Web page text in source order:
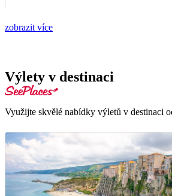
zobrazit více
Výlety v destinaci
Využijte skvělé nabídky výletů v destinaci